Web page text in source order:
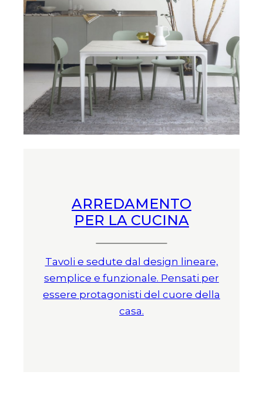
ARREDAMENTO
PER LA CUCINA
Tavoli e sedute dal design lineare,
semplice e funzionale. Pensati per
essere protagonisti del cuore della
casa.